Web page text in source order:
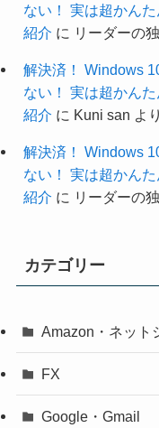
ない！ 実は超かん
紹介 に リーダーの
解決済！ Windows
ない！ 実は超かん
紹介 に Kuni san より
解決済！ Windows
ない！ 実は超かん
紹介 に リーダーの
カテゴリー
Amazon・ネット
FX
Google・Gmail